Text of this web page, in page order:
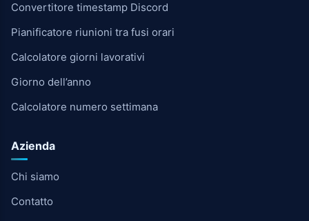
Convertitore timestamp Discord
Pianificatore riunioni tra fusi orari
Calcolatore giorni lavorativi
Giorno dell’anno
Calcolatore numero settimana
Azienda
Chi siamo
Contatto